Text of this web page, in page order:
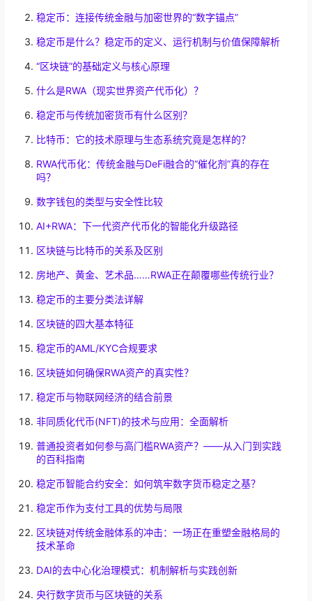
稳定币：连接传统金融与加密世界的“数字锚点”
稳定币是什么？稳定币的定义、运行机制与价值保障解析
“区块链”的基础定义与核心原理
什么是RWA（现实世界资产代币化）？
稳定币与传统加密货币有什么区别？
比特币：它的技术原理与生态系统究竟是怎样的？
RWA代币化：传统金融与DeFi融合的“催化剂”真的存在
吗？
数字钱包的类型与安全性比较
AI+RWA：下一代资产代币化的智能化升级路径
区块链与比特币的关系及区别
房地产、黄金、艺术品……RWA正在颠覆哪些传统行业？
稳定币的主要分类法详解
区块链的四大基本特征
稳定币的AML/KYC合规要求
区块链如何确保RWA资产的真实性？
稳定币与物联网经济的结合前景
非同质化代币(NFT)的技术与应用：全面解析
普通投资者如何参与高门槛RWA资产？——从入门到实践
的百科指南
稳定币智能合约安全：如何筑牢数字货币稳定之基？
稳定币作为支付工具的优势与局限
区块链对传统金融体系的冲击：一场正在重塑金融格局的
技术革命
DAI的去中心化治理模式：机制解析与实践创新
央行数字货币与区块链的关系